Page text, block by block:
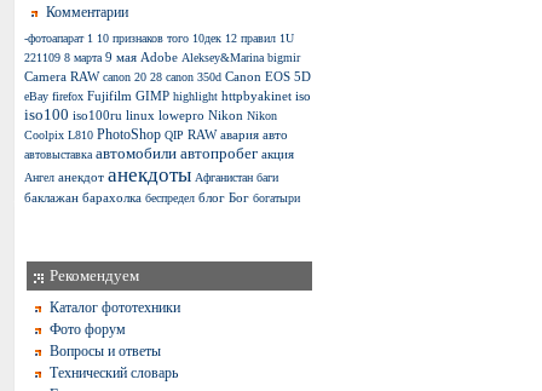
Комментарии
-фотоапарат 1 10 признаков того 10дек 12 правил 1U
221109 8 марта 9 мая Adobe Aleksey&Marina bigmir
Camera RAW canon 20 28 canon 350d Canon EOS 5D
eBay firefox Fujifilm GIMP highlight httpbyakinet iso
iso100 iso100ru linux lowepro Nikon Nikon
Coolpix L810 PhotoShop QIP RAW авария авто
автовыставка автомобили автопробег акция
Ангел анекдот анекдоты Афганистан баги
баклажан барахолка беспредел блог Бог богатыри
Рекомендуем
Каталог фототехники
Фото форум
Вопросы и ответы
Технический словарь